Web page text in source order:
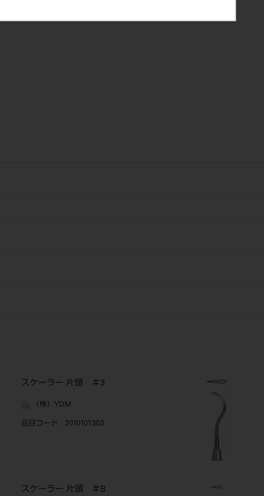
スケーラー 片頭 ＃3
（株）YDM
品目コード ：2010101303
スケーラー 片頭 ＃B